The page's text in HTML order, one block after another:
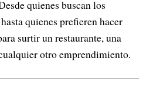
quienes buscan los
quienes prefieren hacer
surtir un restaurante, una
otro emprendimiento.